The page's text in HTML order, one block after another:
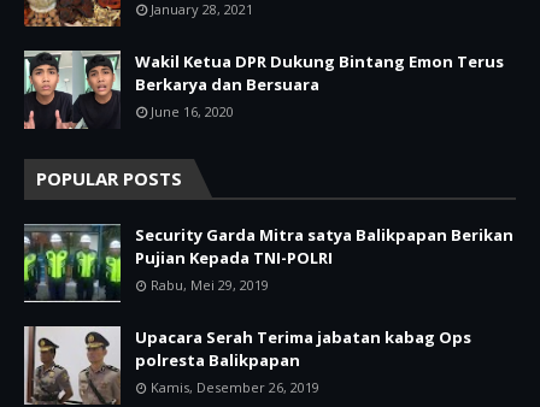
January 28, 2021
Wakil Ketua DPR Dukung Bintang Emon Terus
Berkarya dan Bersuara
June 16, 2020
POPULAR POSTS
Security Garda Mitra satya Balikpapan Berikan
Pujian Kepada TNI-POLRI
Rabu, Mei 29, 2019
Upacara Serah Terima jabatan kabag Ops
polresta Balikpapan
Kamis, Desember 26, 2019